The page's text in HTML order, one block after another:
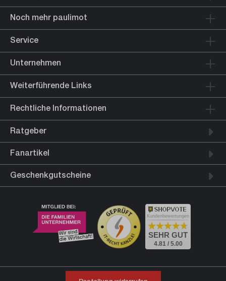
Noch mehr paulimot
Service
Unternehmen
Weiterführende Links
Rechtliche Informationen
Ratgeber
Fanartikel
Geschenkgutscheine
Kundenbewertungen
SEHR GUT
4.81 / 5.00